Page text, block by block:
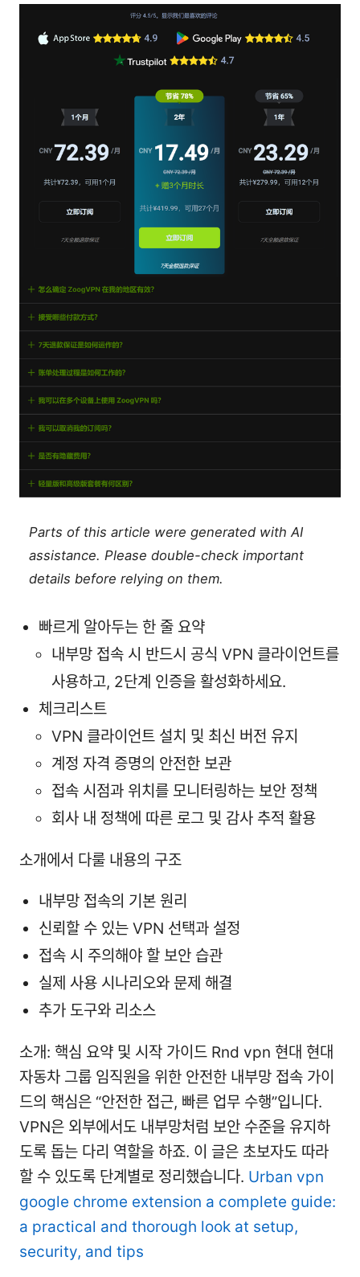
Parts of this article were generated with AI
assistance. Please double-check important
details before relying on them.
빠르게 알아두는 한 줄 요약
내부망 접속 시 반드시 공식 VPN 클라이언트를
사용하고, 2단계 인증을 활성화하세요.
체크리스트
VPN 클라이언트 설치 및 최신 버전 유지
계정 자격 증명의 안전한 보관
접속 시점과 위치를 모니터링하는 보안 정책
회사 내 정책에 따른 로그 및 감사 추적 활용
소개에서 다룰 내용의 구조
내부망 접속의 기본 원리
신뢰할 수 있는 VPN 선택과 설정
접속 시 주의해야 할 보안 습관
실제 사용 시나리오와 문제 해결
추가 도구와 리소스
소개: 핵심 요약 및 시작 가이드 Rnd vpn 현대 현대
자동차 그룹 임직원을 위한 안전한 내부망 접속 가이
드의 핵심은 “안전한 접근, 빠른 업무 수행”입니다.
VPN은 외부에서도 내부망처럼 보안 수준을 유지하
도록 돕는 다리 역할을 하죠. 이 글은 초보자도 따라
할 수 있도록 단계별로 정리했습니다. Urban vpn
google chrome extension a complete guide:
a practical and thorough look at setup,
security, and tips